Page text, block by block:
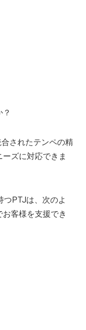
されたテンペの精
ズに対応できま
つPTJは、次のよ
客様を支援でき